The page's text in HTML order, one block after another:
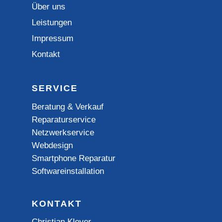
Über uns
Leistungen
Impressum
Kontakt
SERVICE
Beratung & Verkauf
Reparaturservice
Netzwerkservice
Webdesign
Smartphone Reparatur
Softwareinstallation
KONTAKT